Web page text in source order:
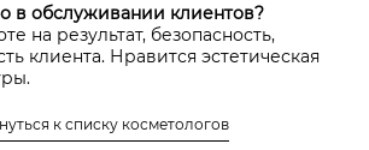
в обслуживании клиентов?
на результат, безопасность,
клиента. Нравится эстетическая
Геннадьевна
к списку косметологов